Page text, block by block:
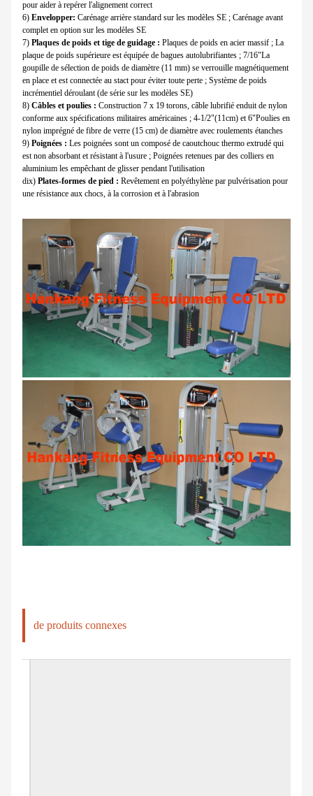
pour aider à repérer l'alignement correct
6) Envelopper: Carénage arrière standard sur les modèles SE ; Carénage avant
complet en option sur les modèles SE
7) Plaques de poids et tige de guidage : Plaques de poids en acier massif ; La
plaque de poids supérieure est équipée de bagues autolubrifiantes ; 7/16"La
goupille de sélection de poids de diamètre (11 mm) se verrouille magnétiquement
en place et est connectée au stact pour éviter toute perte ; Système de poids
incrémentiel déroulant (de série sur les modèles SE)
8) Câbles et poulies : Construction 7 x 19 torons, câble lubrifié enduit de nylon
conforme aux spécifications militaires américaines ; 4-1/2"(11cm) et 6"Poulies en
nylon imprégné de fibre de verre (15 cm) de diamètre avec roulements étanches
9) Poignées : Les poignées sont un composé de caoutchouc thermo extrudé qui
est non absorbant et résistant à l'usure ; Poignées retenues par des colliers en
aluminium les empêchant de glisser pendant l'utilisation
dix) Plates-formes de pied : Revêtement en polyéthylène par pulvérisation pour
une résistance aux chocs, à la corrosion et à l'abrasion
de produits connexes